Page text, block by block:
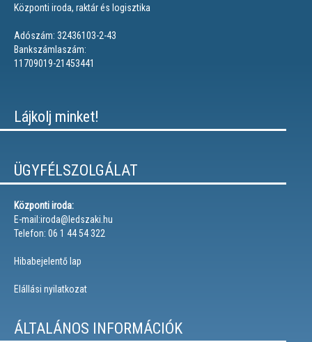
Központi iroda, raktár és logisztika
Adószám: 32436103-2-43
Bankszámlaszám:
11709019-21453441
Lájkolj minket!
ÜGYFÉLSZOLGÁLAT
Központi iroda:
E-mail:iroda@ledszaki.hu
Telefon: 06 1 44 54 322
Hibabejelentő lap
Elállási nyilatkozat
ÁLTALÁNOS INFORMÁCIÓK